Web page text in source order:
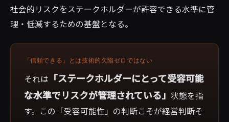
社会的リスクをステークホルダーが許容できる水準に管
理・低減するための基盤となる。
「信頼できる」とは技術的欠陥ゼロではない
それは 「ステークホルダーにとって受容可能
な水準でリスクが管理されている」 状態を指
す。この「受容可能性」の判断こそが経営判断そ